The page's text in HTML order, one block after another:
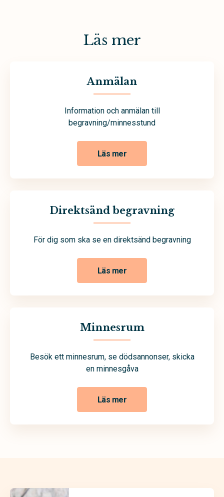
Läs mer
Anmälan
Information och anmälan till
begravning/minnesstund
Läs mer
Direktsänd begravning
För dig som ska se en direktsänd begravning
Läs mer
Minnesrum
Besök ett minnesrum, se dödsannonser, skicka
en minnesgåva
Läs mer